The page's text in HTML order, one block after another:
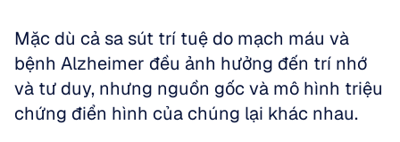
Mặc dù cả sa sút trí tuệ do mạch máu và
bệnh Alzheimer đều ảnh hưởng đến trí nhớ
và tư duy, nhưng nguồn gốc và mô hình triệu
chứng điển hình của chúng lại khác nhau.